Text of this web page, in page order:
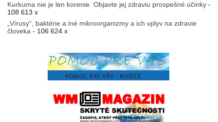
Kurkuma nie je len korenie. Objavte jej zdraviu prospešné účinky -
108 613 x
„Vírusy“, baktérie a iné mikroorganizmy a ich vplyv na zdravie
človeka - 106 624 x